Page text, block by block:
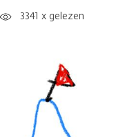
3341 x gelezen